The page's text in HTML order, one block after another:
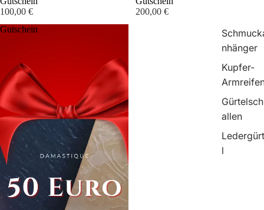
nhänger
Kupfer-
allen
l
100,00 €
200,00 €
Gutschein